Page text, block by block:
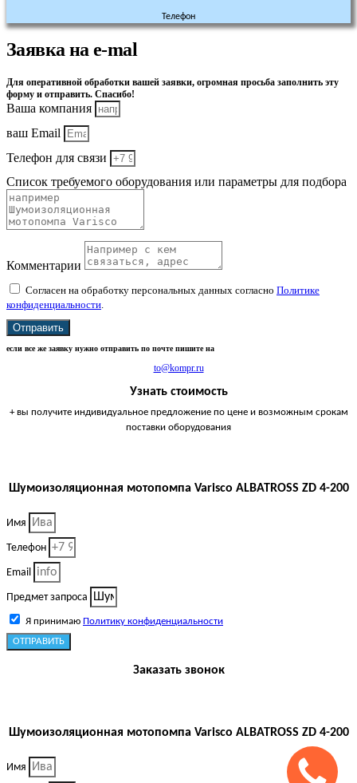
Телефон
Заявка на e-mal
Для оперативной обработки вашей заявки, огромная просьба заполнить эту
форму и отправить. Спасибо!
Ваша компания
ваш Email
Телефон для связи
Список требуемого оборудования или параметры для подбора
Комментарии
Согласен на обработку персональных данных согласно Политике
конфиденциальности.
Отправить
если все же заявку нужно отправить по почте пишите на
to@kompr.ru
Узнать стоимость
+ вы получите индивидуальное предложение по цене и возможным срокам
поставки оборудования
Шумоизоляционная мотопомпа Varisco ALBATROSS ZD 4-200
Имя
Телефон
Email
Предмет запроса
Я принимаю Политику конфиденциальности
ОТПРАВИТЬ
Заказать звонок
Шумоизоляционная мотопомпа Varisco ALBATROSS ZD 4-200
Имя